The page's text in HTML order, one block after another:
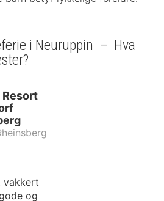
i Neuruppin – Hva
Resort
vakkert
og